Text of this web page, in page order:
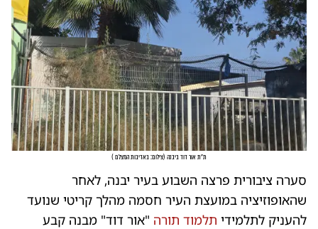
ת"ת אור דוד ביבנה (צילום: באדיבות המצלם)
סערה ציבורית פרצה השבוע בעיר יבנה, לאחר
שהאופוזיציה במועצת העיר חסמה מהלך קריטי שנועד
להעניק לתלמידי תלמוד תורה "אור דוד" מבנה קבע